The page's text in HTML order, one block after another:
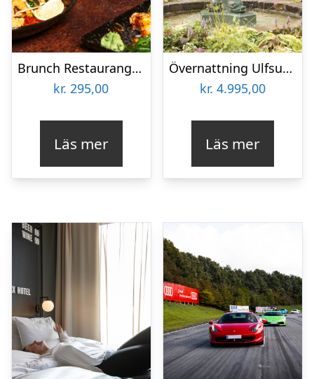
Brunch Restaurang Pong
kr. 295,00
Läs mer
Övernattning Ulfsunda Slott
kr. 4.995,00
Läs mer